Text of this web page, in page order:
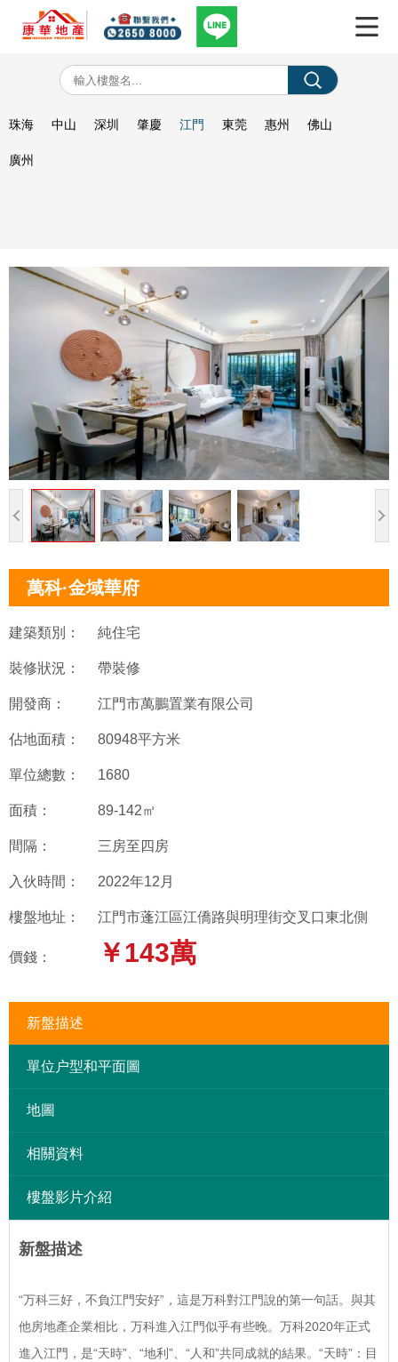
珠海 中山 深圳 肇慶 江門 東莞 惠州 佛山
廣州
萬科·金域華府
建築類別： 純住宅
裝修狀況： 帶裝修
開發商： 江門市萬鵬置業有限公司
佔地面積： 80948平方米
單位總數： 1680
面積： 89-142㎡
間隔： 三房至四房
入伙時間： 2022年12月
樓盤地址： 江門市蓬江區江僑路與明理街交叉口東北側
價錢： ￥143萬
新盤描述
單位户型和平面圖
地圖
相關資料
樓盤影片介紹
新盤描述
“万科三好，不負江門安好”，這是万科對江門說的第一句話。與其
他房地產企業相比，万科進入江門似乎有些晚。万科2020年正式
進入江門，是“天時”、“地利”、“人和”共同成就的結果。“天時”：目